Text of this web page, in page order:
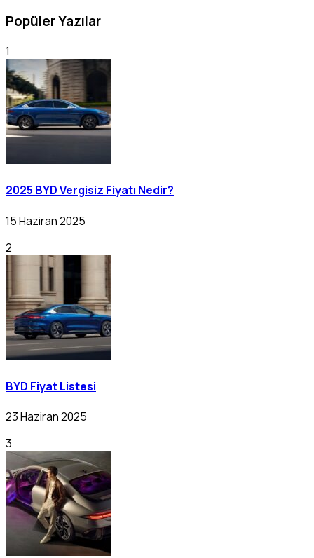
Popüler Yazılar
1
2025 BYD Vergisiz Fiyatı Nedir?
15 Haziran 2025
2
BYD Fiyat Listesi
23 Haziran 2025
3